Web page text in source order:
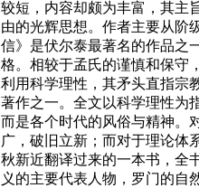
较短，内容却颇为丰富，其主
由的光辉思想。作者主要从阶
信》是伏尔泰最著名的作品之
格。相较于孟氏的谨慎和保守
利用科学理性，其矛头直指宗
著作之一。全文以科学理性为
而是各个时代的风俗与精神。
广，破旧立新；而对于理论体
秋新近翻译过来的一本书，全
义的主要代表人物，罗门的自